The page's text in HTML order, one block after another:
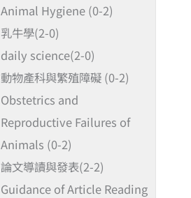
Animal Hygiene (0-2)
乳牛學(2-0)
daily science(2-0)
動物產科與繁殖障礙 (0-2)
Obstetrics and
Reproductive Failures of
Animals (0-2)
論文導讀與發表(2-2)
Guidance of Article Reading